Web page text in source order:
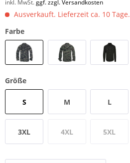
inkl. MwSt.ggf. zzgl. Versandkosten
Ausverkauft. Lieferzeit ca. 10 Tage.
Farbe
Größe
S M L
3XL 4XL 5XL